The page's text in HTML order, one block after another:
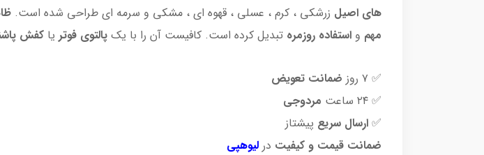
های اصیل زرشکی ، کرم ، عسلی ، قهوه ای ، مشکی و سرمه ای طراحی شده است.
مهم و استفاده روزمره تبدیل کرده است. کافیست آن را با یک پالتوی فوتر یا کفش
✅ ۷ روز
ضمانت تعویض
✅ ۲۴ ساعت
مردوجی
✅ ارسال سریع پیشتاز
ضمانت قیمت و کیفیت در لیوهپی